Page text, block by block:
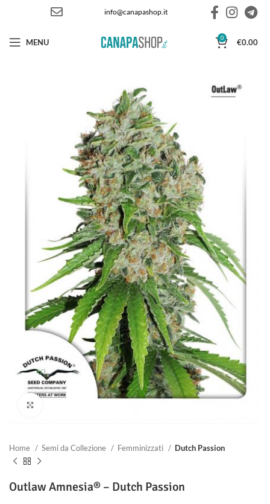
info@canapashop.it
MENU 0 €0.00
Home Semi da Collezione Femminizzati Dutch Passion
Outlaw Amnesia® – Dutch Passion